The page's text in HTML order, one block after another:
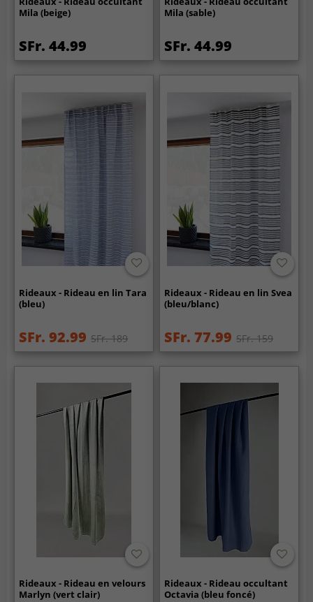
Mila (beige)
SFr. 44.99
Mila (sable)
SFr. 44.99
Rideaux - Rideau en lin Tara
(bleu)
SFr. 92.99 SFr. 189
Rideaux - Rideau en lin Svea
(bleu/blanc)
SFr. 77.99 SFr. 159
Rideaux - Rideau en velours
Marlyn (vert clair)
Rideaux - Rideau occultant
Octavia (bleu foncé)